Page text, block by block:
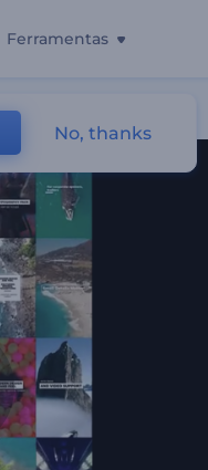
Ferramentas
No, thanks